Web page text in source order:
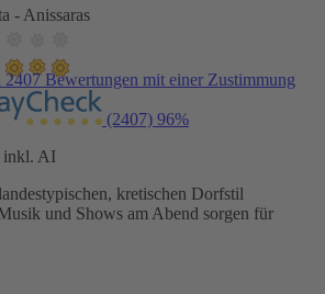
- Anissaras
2407 Bewertungen mit einer Zustimmung
(2407) 96%
inkl. AI
kretischen Dorfstil
und Shows am Abend sorgen für